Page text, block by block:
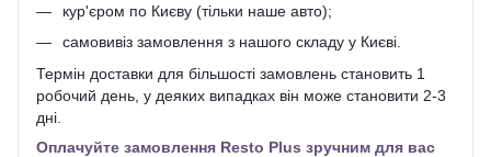
кур'єром по Києву (тільки наше авто);
самовивіз замовлення з нашого складу у Києві.
Термін доставки для більшості замовлень становить 1
робочий день, у деяких випадках він може становити 2-3
дні.
Оплачуйте замовлення Resto Plus зручним для вас